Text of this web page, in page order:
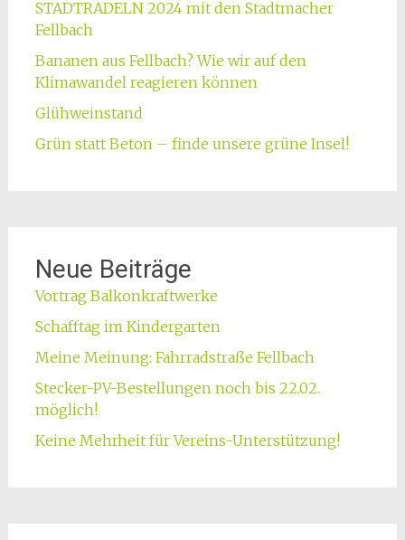
STADTRADELN 2024 mit den Stadtmacher
Fellbach
Bananen aus Fellbach? Wie wir auf den
Klimawandel reagieren können
Glühweinstand
Grün statt Beton – finde unsere grüne Insel!
Neue Beiträge
Vortrag Balkonkraftwerke
Schafftag im Kindergarten
Meine Meinung: Fahrradstraße Fellbach
Stecker-PV-Bestellungen noch bis 22.02.
möglich!
Keine Mehrheit für Vereins-Unterstützung!